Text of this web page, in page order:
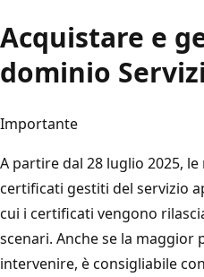
Acquistare e
dominio
Importante
A partire dal 28 luglio 2025,
certificati gestiti del servizio
cui i certificati vengono
scenari. Anche se la maggior
intervenire, è consigliabile